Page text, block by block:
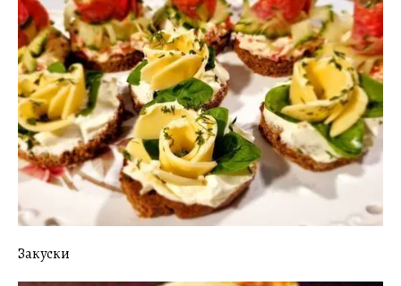
Закуски